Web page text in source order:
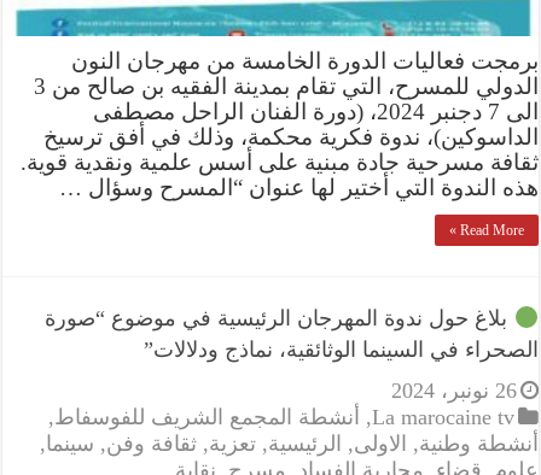
برمجت فعاليات الدورة الخامسة من مهرجان النون
الدولي للمسرح، التي تقام بمدينة الفقيه بن صالح من 3
الى 7 دجنبر 2024، (دورة الفنان الراحل مصطفى
الداسوكين)، ندوة فكرية محكمة، وذلك في أفق ترسيخ
ثقافة مسرحية جادة مبنية على أسس علمية ونقدية قوية.
هذه الندوة التي أختير لها عنوان “المسرح وسؤال …
Read More »
بلاغ حول ندوة المهرجان الرئيسية في موضوع “صورة
الصحراء في السينما الوثائقية، نماذج ودلالات”
26 نونبر، 2024
La marocaine tv
, أنشطة المجمع الشريف للفوسفاط,
أنشطة وطنية, الاولى, الرئيسية,تعزية,ثقافة وفن, سينما,
علوم, قضاء, محاربة الفساد, مسرح, نقابة